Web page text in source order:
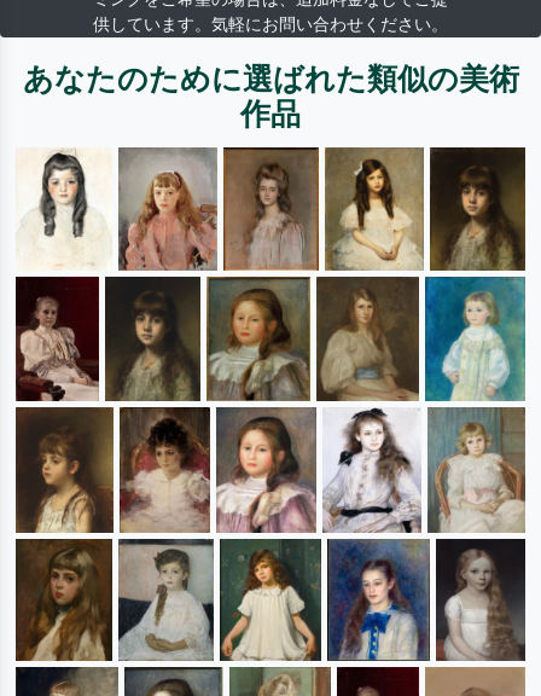
供しています。気軽にお問い合わせください。
あなたのために選ばれた類似の美術
作品